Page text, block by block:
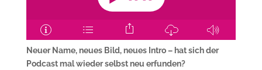
Neuer Name, neues Bild, neues Intro – hat sich der
Podcast mal wieder selbst neu erfunden?